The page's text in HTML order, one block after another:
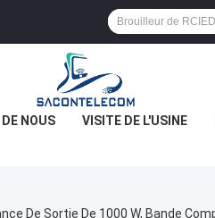
NOUS VISITE DE L'USINE